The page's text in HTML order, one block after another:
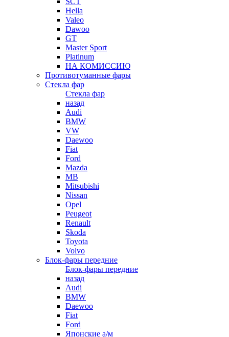
Hella
Valeo
Dawoo
GT
Master Sport
Platinum
НА КОМИССИЮ
Противотуманные фары
Стекла фар
Стекла фар
назад
Audi
BMW
VW
Daewoo
Fiat
Ford
Mazda
MB
Mitsubishi
Nissan
Opel
Peugeot
Renault
Skoda
Toyota
Volvo
Блок-фары передние
Блок-фары передние
назад
Audi
BMW
Daewoo
Fiat
Ford
Японские а/м